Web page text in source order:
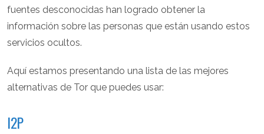
fuentes desconocidas han logrado obtener la
información sobre las personas que están usando estos
servicios ocultos.
Aquí estamos presentando una lista de las mejores
alternativas de Tor que puedes usar:
I2P